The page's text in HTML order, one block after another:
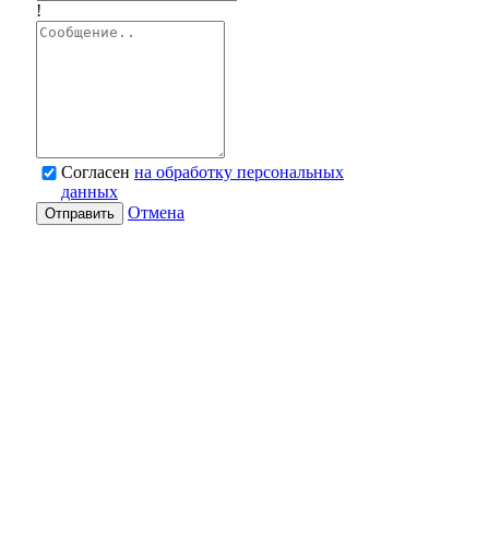
!
Согласен на обработку персональных
данных
Отправить Отмена